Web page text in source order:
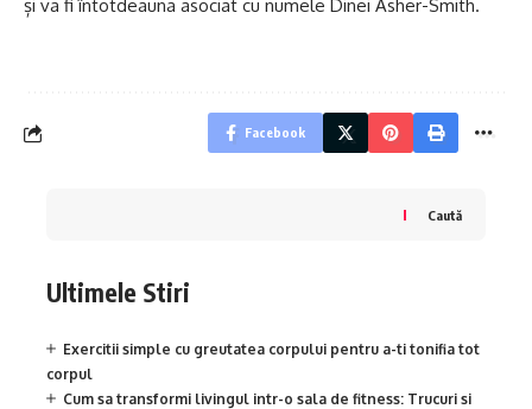
și va fi întotdeauna asociat cu numele Dinei Asher-Smith.
Facebook
Caută
Ultimele Stiri
Exercitii simple cu greutatea corpului pentru a-ti tonifia tot
corpul
Cum sa transformi livingul intr-o sala de fitness: Trucuri si